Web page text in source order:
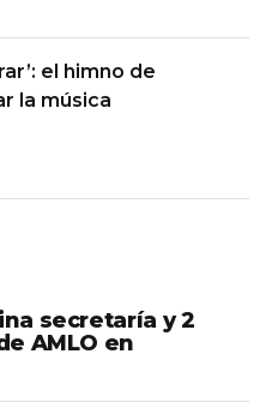
el himno de
la música
secretaría y 2
AMLO en